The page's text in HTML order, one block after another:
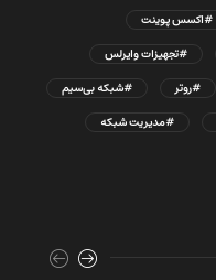
#اکسس پوینت
#تجهیزات وایرلس
#روتر
#شبکه بی‌سیم
#مدیریت شبکه